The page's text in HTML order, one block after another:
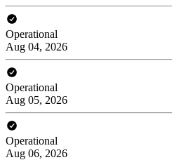
Operational
Aug 04, 2026
Operational
Aug 05, 2026
Operational
Aug 06, 2026